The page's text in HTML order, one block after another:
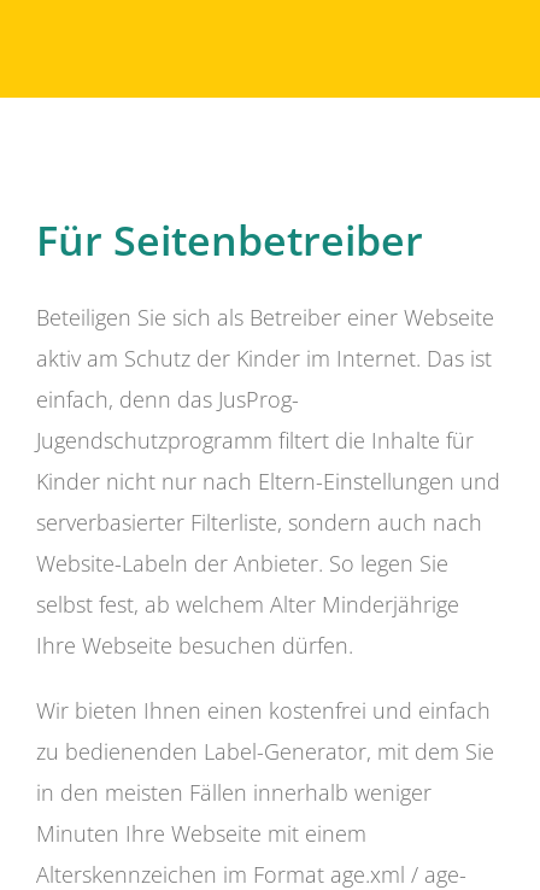
Für Seitenbetreiber
Beteiligen Sie sich als Betreiber einer Webseite
aktiv am Schutz der Kinder im Internet. Das ist
einfach, denn das JusProg-
Jugendschutzprogramm filtert die Inhalte für
Kinder nicht nur nach Eltern-Einstellungen und
serverbasierter Filterliste, sondern auch nach
Website-Labeln der Anbieter. So legen Sie
selbst fest, ab welchem Alter Minderjährige
Ihre Webseite besuchen dürfen.
Wir bieten Ihnen einen kostenfrei und einfach
zu bedienenden Label-Generator, mit dem Sie
in den meisten Fällen innerhalb weniger
Minuten Ihre Webseite mit einem
Alterskennzeichen im Format age.xml / age-